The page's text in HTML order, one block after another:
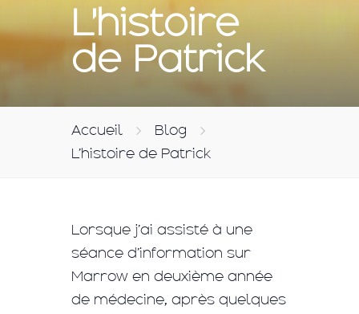
L'histoire
de Patrick
Accueil
Blog
L’histoire de Patrick
Lorsque j’ai assisté à une
séance d’information sur
Marrow en deuxième année
de médecine, après quelques